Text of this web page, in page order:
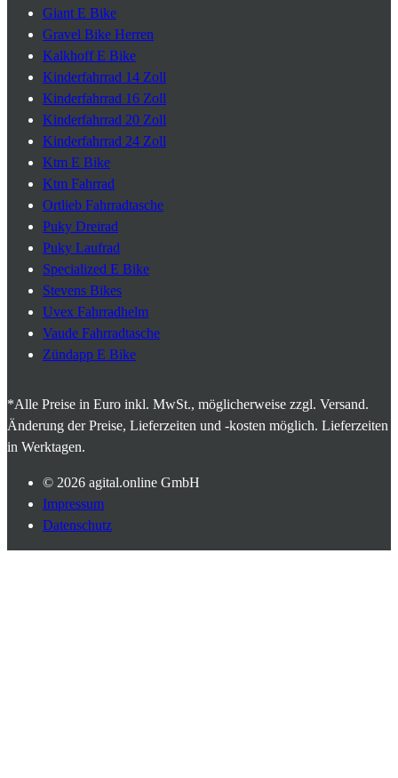
Giant E Bike
Gravel Bike Herren
Kalkhoff E Bike
Kinderfahrrad 14 Zoll
Kinderfahrrad 16 Zoll
Kinderfahrrad 20 Zoll
Kinderfahrrad 24 Zoll
Ktm E Bike
Ktm Fahrrad
Ortlieb Fahrradtasche
Puky Dreirad
Puky Laufrad
Specialized E Bike
Stevens Bikes
Uvex Fahrradhelm
Vaude Fahrradtasche
Zündapp E Bike
*Alle Preise in Euro inkl. MwSt., möglicherweise zzgl. Versand.
Änderung der Preise, Lieferzeiten und -kosten möglich. Lieferzeiten
in Werktagen.
© 2026 agital.online GmbH
Impressum
Datenschutz